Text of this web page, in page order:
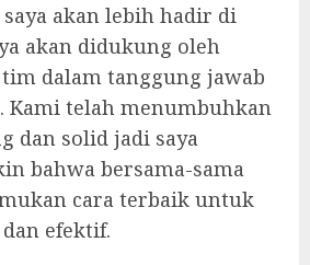
akan lebih hadir di
akan didukung oleh
dalam tanggung jawab
Kami telah menumbuhkan
dan solid jadi saya
bahwa bersama-sama
cara terbaik untuk
efektif.